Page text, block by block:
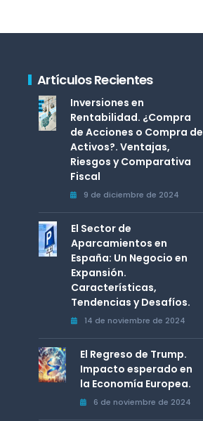
Artículos Recientes
Inversiones en
Rentabilidad. ¿Compra
de Acciones o Compra de
Activos?. Ventajas,
Riesgos y Comparativa
Fiscal
9 de diciembre de 2024
El Sector de
Aparcamientos en
España: Un Negocio en
Expansión.
Características,
Tendencias y Desafíos.
14 de noviembre de 2024
El Regreso de Trump.
Impacto esperado en
la Economía Europea.
6 de noviembre de 2024